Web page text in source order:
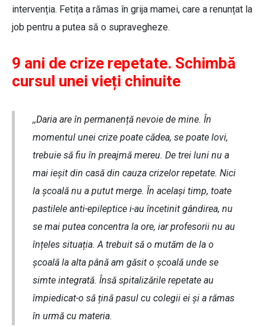
intervenția. Fetița a rămas în grija mamei, care a renunțat la
job pentru a putea să o supravegheze.
9 ani de crize repetate. Schimbă
cursul unei vieți chinuite
,,Daria are în permanență nevoie de mine. În
momentul unei crize poate cădea, se poate lovi,
trebuie să fiu în preajmă mereu. De trei luni nu a
mai ieșit din casă din cauza crizelor repetate. Nici
la școală nu a putut merge. În același timp, toate
pastilele anti-epileptice i-au încetinit gândirea, nu
se mai putea concentra la ore, iar profesorii nu au
înțeles situația. A trebuit să o mutăm de la o
școală la alta până am găsit o școală unde se
simte integrată. Însă spitalizările repetate au
împiedicat-o să țină pasul cu colegii ei și a rămas
în urmă cu materia.